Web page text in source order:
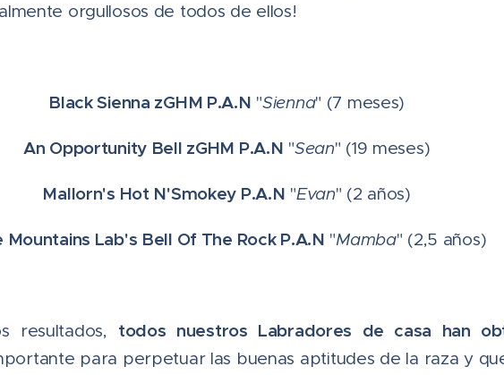
orgullosos de todos de ellos!
Black Sienna zGHM P.A.N "Sienna" (7 meses)
An Opportunity Bell zGHM P.A.N "Sean" (19 meses)
Mallorn's Hot N'Smokey P.A.N "Evan" (2 años)
Mountains Lab's Bell Of The Rock P.A.N "Mamba" (2,5 años)
resultados, todos nuestros Labradores de casa han
para perpetuar las buenas aptitudes de la raza y